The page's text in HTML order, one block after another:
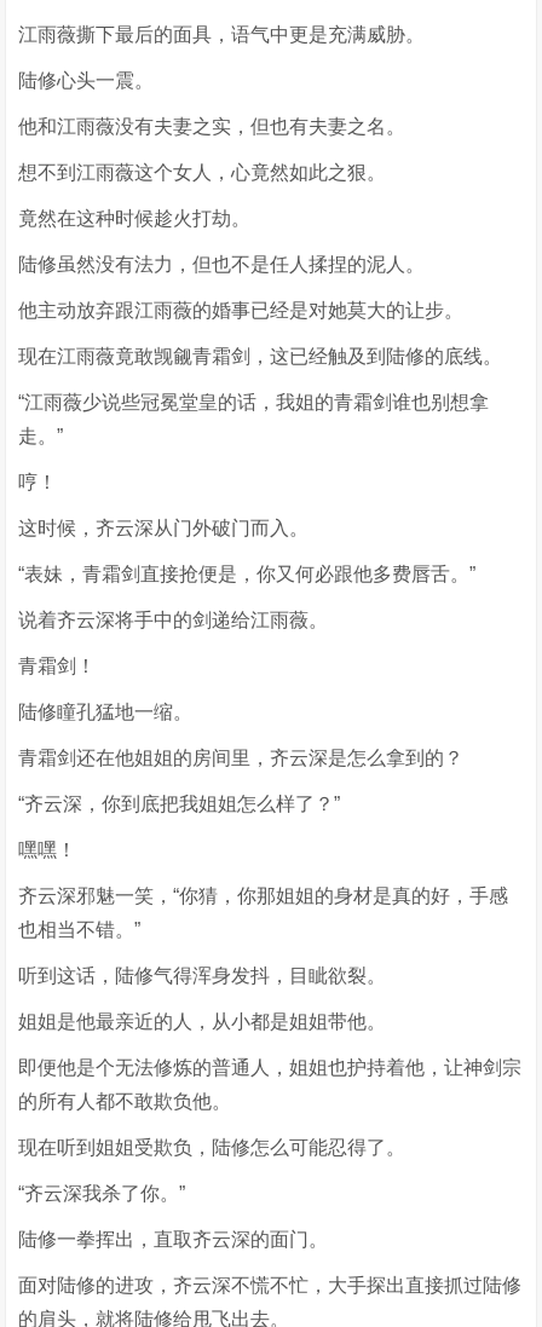
江雨薇撕下最后的面具，语气中更是充满威胁。
陆修心头一震。
他和江雨薇没有夫妻之实，但也有夫妻之名。
想不到江雨薇这个女人，心竟然如此之狠。
竟然在这种时候趁火打劫。
陆修虽然没有法力，但也不是任人揉捏的泥人。
他主动放弃跟江雨薇的婚事已经是对她莫大的让步。
现在江雨薇竟敢觊觎青霜剑，这已经触及到陆修的底线。
“江雨薇少说些冠冕堂皇的话，我姐的青霜剑谁也别想拿
走。”
哼！
这时候，齐云深从门外破门而入。
“表妹，青霜剑直接抢便是，你又何必跟他多费唇舌。”
说着齐云深将手中的剑递给江雨薇。
青霜剑！
陆修瞳孔猛地一缩。
青霜剑还在他姐姐的房间里，齐云深是怎么拿到的？
“齐云深，你到底把我姐姐怎么样了？”
嘿嘿！
齐云深邪魅一笑，“你猜，你那姐姐的身材是真的好，手感
也相当不错。”
听到这话，陆修气得浑身发抖，目眦欲裂。
姐姐是他最亲近的人，从小都是姐姐带他。
即便他是个无法修炼的普通人，姐姐也护持着他，让神剑宗
的所有人都不敢欺负他。
现在听到姐姐受欺负，陆修怎么可能忍得了。
“齐云深我杀了你。”
陆修一拳挥出，直取齐云深的面门。
面对陆修的进攻，齐云深不慌不忙，大手探出直接抓过陆修
的肩头，就将陆修给甩飞出去。